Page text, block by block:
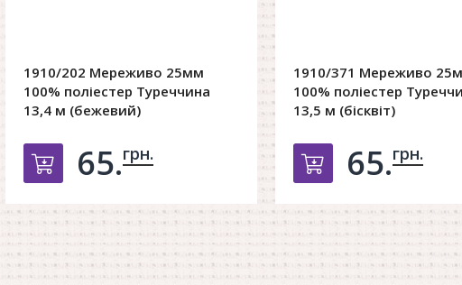
1910/202 Мереживо 25мм
100% поліестер Туреччина
13,4 м (бежевий)
Добавить в корзину
65.грн.
1910/371 Мереживо
100% поліестер
13,5 м (бісквіт)
Добавить в
65.грн.